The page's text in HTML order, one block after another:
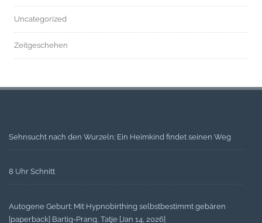
Uncategorized
Zeitgeschehen
Sehnsucht nach den Wurzeln: Ein Heimkind findet seinen Weg
8 Uhr Schnitt
Autogene Geburt: Mit Hypnobirthing selbstbestimmt gebären
[paperback] Bartig-Prang, Tatje [Jan 14, 2026]